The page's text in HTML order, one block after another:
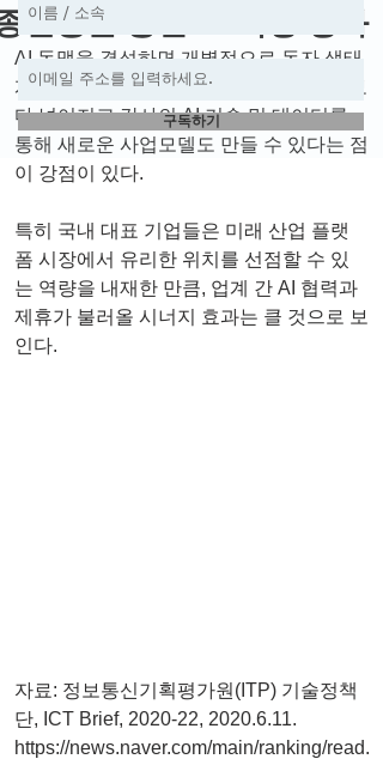
연횡을 통한 AI 역량 강화
AI 동맹을 결성하면 개별적으로 독자 생태
계를 구축할 때보다 AI 플랫폼 사용성이 보
다 넓어지고 각사의 AI 기술 및 데이터를
통해 새로운 사업모델도 만들 수 있다는 점
이 강점이 있다.
특히 국내 대표 기업들은 미래 산업 플랫
폼 시장에서 유리한 위치를 선점할 수 있
는 역량을 내재한 만큼, 업계 간 AI 협력과
제휴가 불러올 시너지 효과는 클 것으로 보
인다.
자료: 정보통신기획평가원(ITP) 기술정책
단, ICT Brief, 2020-22, 2020.6.11.
https://news.naver.com/main/ranking/read.
구독하기